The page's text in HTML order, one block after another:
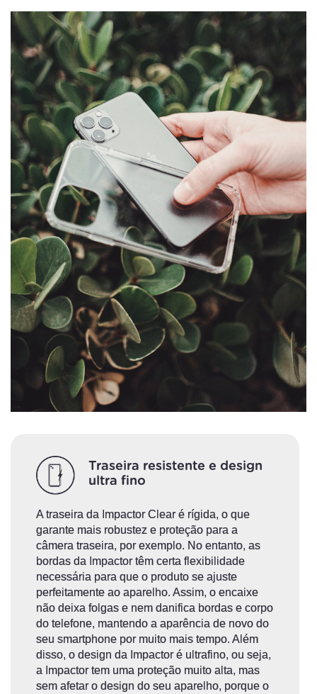
Traseira resistente e design
ultra fino
A traseira da Impactor Clear é rígida, o que
garante mais robustez e proteção para a
câmera traseira, por exemplo. No entanto, as
bordas da Impactor têm certa flexibilidade
necessária para que o produto se ajuste
perfeitamente ao aparelho. Assim, o encaixe
não deixa folgas e nem danifica bordas e corpo
do telefone, mantendo a aparência de novo do
seu smartphone por muito mais tempo. Além
disso, o design da Impactor é ultrafino, ou seja,
a Impactor tem uma proteção muito alta, mas
sem afetar o design do seu aparelho, porque o